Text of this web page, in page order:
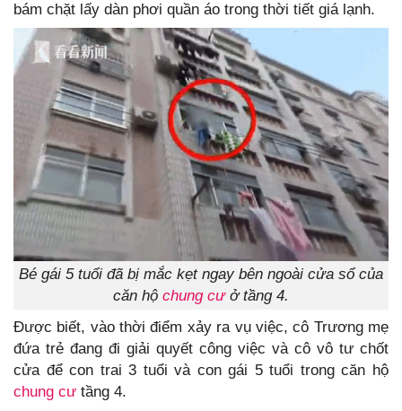
bám chặt lấy dàn phơi quần áo trong thời tiết giá lạnh.
Bé gái 5 tuổi đã bị mắc kẹt ngay bên ngoài cửa sổ của
căn hộ chung cưở tầng 4.
Được biết, vào thời điểm xảy ra vụ việc, cô Trương mẹ
đứa trẻ đang đi giải quyết công việc và cô vô tư chốt
cửa để con trai 3 tuổi và con gái 5 tuổi trong căn hộ
chung cư tầng 4.